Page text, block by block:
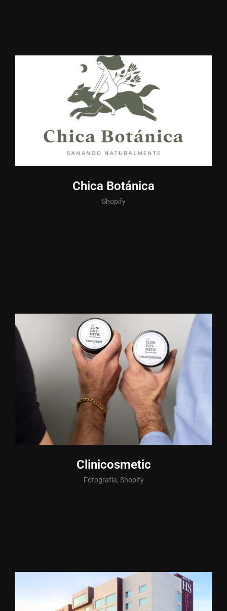
Chica Botánica
Shopify
Clinicosmetic
Fotografía, Shopify